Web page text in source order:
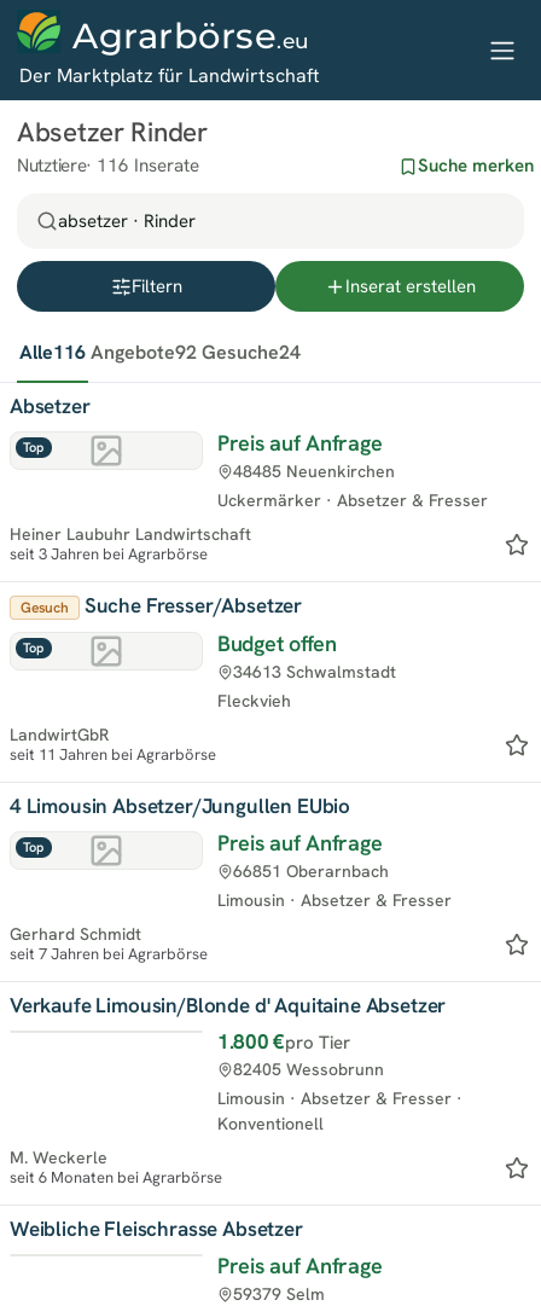
Agrarbörse.eu
Der Marktplatz für Landwirtschaft
Absetzer Rinder
Nutztiere 116 Inserate Suche merken
absetzer · Rinder
Filtern Inserat erstellen
Alle116Angebote92Gesuche24
Top
Absetzer
Preis auf Anfrage
Uckermärker · Absetzer & Fresser
48485 Neuenkirchen
Heiner Laubuhr Landwirtschaft
seit 3 Jahren bei Agrarbörse
Top
Gesuch Suche Fresser/Absetzer
Budget offen
Fleckvieh
34613 Schwalmstadt
LandwirtGbR
seit 11 Jahren bei Agrarbörse
Top
4 Limousin Absetzer/Jungullen EUbio
Preis auf Anfrage
Limousin · Absetzer & Fresser
66851 Oberarnbach
Gerhard Schmidt
seit 7 Jahren bei Agrarbörse
Verkaufe Limousin/Blonde d' Aquitaine Absetzer
1.800 €pro Tier
Limousin · Absetzer & Fresser ·
Konventionell
82405 Wessobrunn
M. Weckerle
seit 6 Monaten bei Agrarbörse
Weibliche Fleischrasse Absetzer
Preis auf Anfrage
59379 Selm